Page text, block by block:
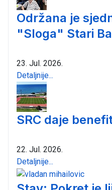
Održana je
"Sloga" Stari
23. Jul. 2026.
Detaljnije...
SRC daje
22. Jul. 2026.
Detaljnije...